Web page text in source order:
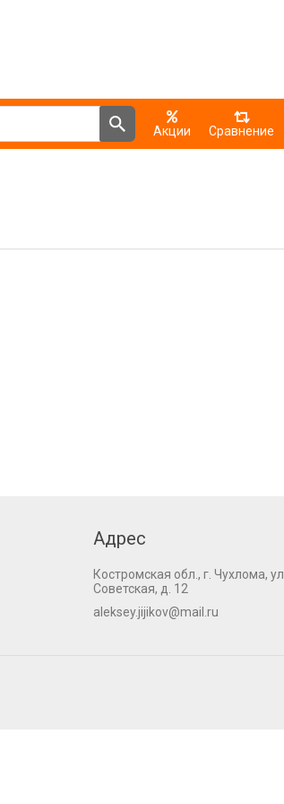
Акции Сравнение
Адрес
Костромская обл., г. Чухлома, ул.
Советская, д. 12
aleksey.jijikov@mail.ru